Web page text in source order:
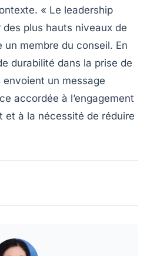
« Le leadership
plus hauts niveaux de
un membre du conseil. En
durabilité dans la prise de
un message
accordée à l’engagement
et à la nécessité de réduire